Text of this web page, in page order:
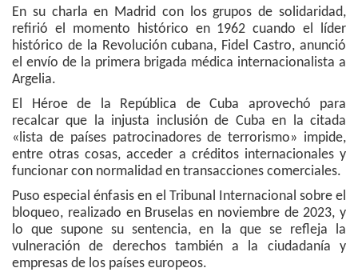
En su charla en Madrid con los grupos de solidaridad,
refirió el momento histórico en 1962 cuando el líder
histórico de la Revolución cubana, Fidel Castro, anunció
el envío de la primera brigada médica internacionalista a
Argelia.
El Héroe de la República de Cuba aprovechó para
recalcar que la injusta inclusión de Cuba en la citada
«lista de países patrocinadores de terrorismo» impide,
entre otras cosas, acceder a créditos internacionales y
funcionar con normalidad en transacciones comerciales.
Puso especial énfasis en el Tribunal Internacional sobre el
bloqueo, realizado en Bruselas en noviembre de 2023, y
lo que supone su sentencia, en la que se refleja la
vulneración de derechos también a la ciudadanía y
empresas de los países europeos.